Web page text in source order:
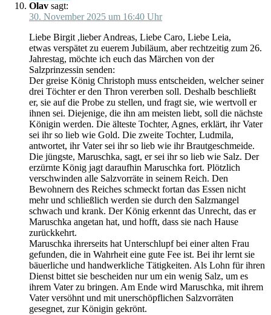
Olav sagt:
30. November 2025 um 16:40 Uhr
Liebe Birgit ,lieber Andreas, Liebe Caro, Liebe Leia,
etwas verspätet zu euerem Jubiläum, aber rechtzeitig zum 26.
Jahrestag, möchte ich euch das Märchen von der
Salzprinzessin senden:
Der greise König Christoph muss entscheiden, welcher seiner
drei Töchter er den Thron vererben soll. Deshalb beschließt
er, sie auf die Probe zu stellen, und fragt sie, wie wertvoll er
ihnen sei. Diejenige, die ihn am meisten liebt, soll die nächste
Königin werden. Die älteste Tochter, Agnes, erklärt, ihr Vater
sei ihr so lieb wie Gold. Die zweite Tochter, Ludmila,
antwortet, ihr Vater sei ihr so lieb wie ihr Brautgeschmeide.
Die jüngste, Maruschka, sagt, er sei ihr so lieb wie Salz. Der
erzürnte König jagt daraufhin Maruschka fort. Plötzlich
verschwinden alle Salzvorräte in seinem Reich. Den
Bewohnern des Reiches schmeckt fortan das Essen nicht
mehr und schließlich werden sie durch den Salzmangel
schwach und krank. Der König erkennt das Unrecht, das er
Maruschka angetan hat, und hofft, dass sie nach Hause
zurückkehrt.
Maruschka ihrerseits hat Unterschlupf bei einer alten Frau
gefunden, die in Wahrheit eine gute Fee ist. Bei ihr lernt sie
bäuerliche und handwerkliche Tätigkeiten. Als Lohn für ihren
Dienst bittet sie bescheiden nur um ein wenig Salz, um es
ihrem Vater zu bringen. Am Ende wird Maruschka, mit ihrem
Vater versöhnt und mit unerschöpflichen Salzvorräten
gesegnet, zur Königin gekrönt.